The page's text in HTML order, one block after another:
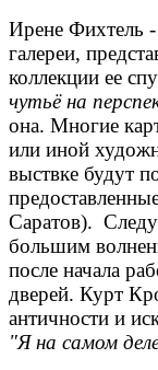
Ирене Фихтель
галереи,
коллекции ее
чутьё на
она. Многие
или иной
выствке будут
Саратов).
большим
после начала
дверей. Курт
античности и
"Я на самом